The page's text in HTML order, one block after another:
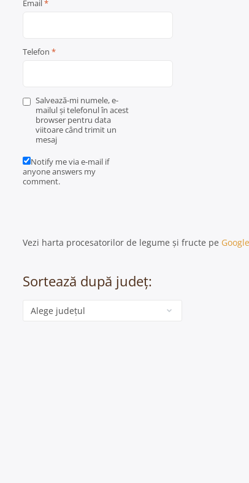
Email*
Telefon *
Salvează-mi numele, e-
mailul și telefonul în acest
browser pentru data
viitoare când trimit un
mesaj
Notify me via e-mail if
anyone answers my
comment.
Vezi harta procesatorilor de legume și fructe pe
Sortează după județ:
Categorie